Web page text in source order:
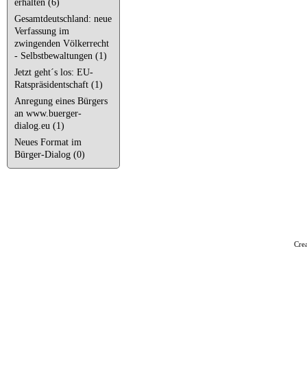
erhalten (6)
Gesamtdeutschland: neue
Verfassung im
zwingenden Völkerrecht
- Selbstbewaltungen (1)
Jetzt geht´s los: EU-
Ratspräsidentschaft (1)
Anregung eines Bürgers
an www.buerger-
dialog.eu (1)
Neues Format im
Bürger-Dialog (0)